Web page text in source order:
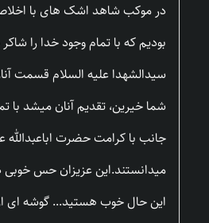
در موکب شاهد اشک های با اخلاص
بودیم که با تمام وجود خدا را
سیدالشهدا علیه السلام قسمت
شما خیرین، تقدیم آنان میشد با
جانب با کرامت حضرت اباعبدالله
میدانستند.این عزیزان حس
این حال خوب هستید... گوشه ای